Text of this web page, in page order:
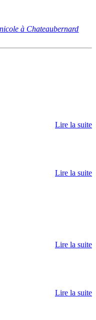
à Chateaubernard
Lire la suite
Lire la suite
Lire la suite
Lire la suite